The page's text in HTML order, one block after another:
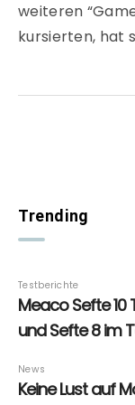
weiteren
kursierten, hat
Trending